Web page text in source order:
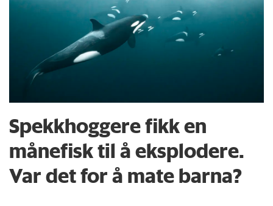
Spekkhoggere fikk en
månefisk til å eksplodere.
Var det for å mate barna?